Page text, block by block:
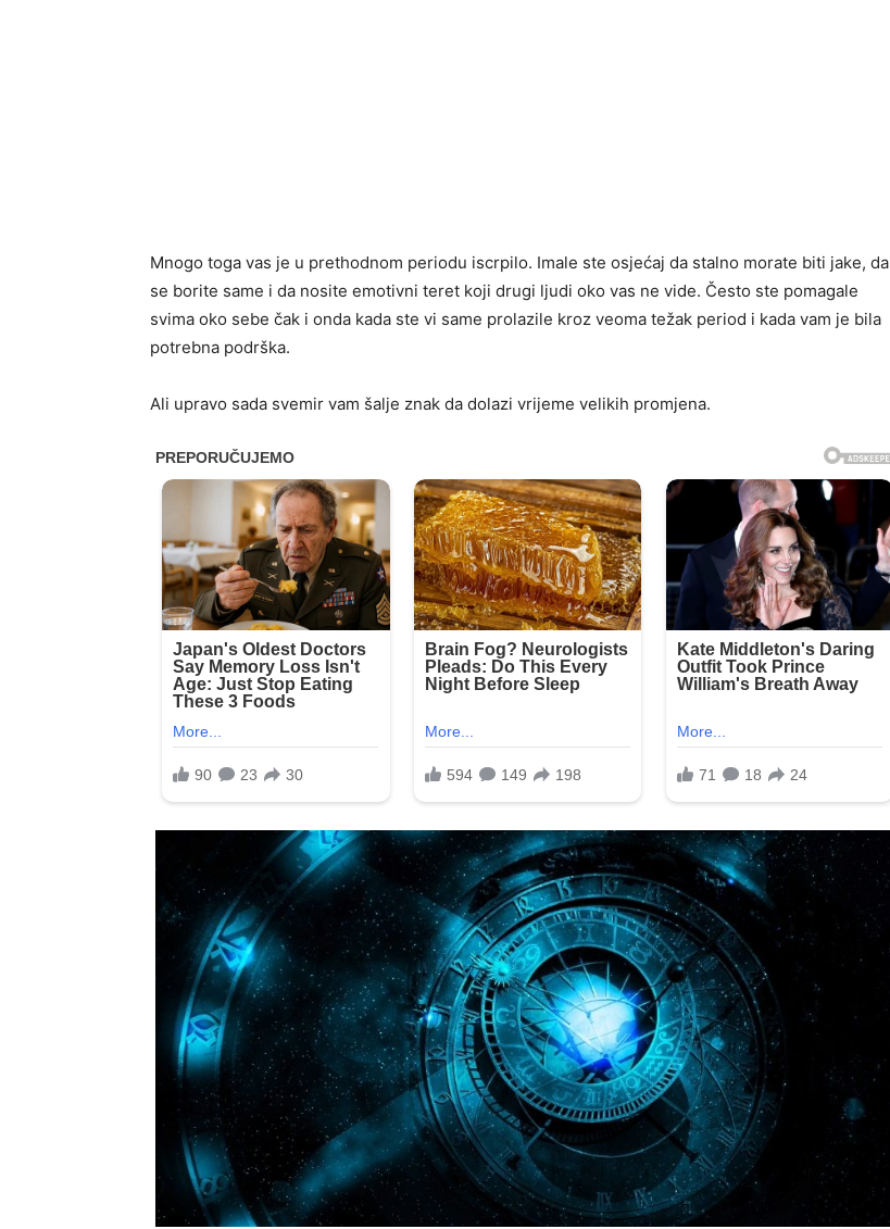
Mnogo toga vas je u prethodnom periodu iscrpilo. Imale ste osjećaj da stalno morate biti jake, da
se borite same i da nosite emotivni teret koji drugi ljudi oko vas ne vide. Često ste pomagale
svima oko sebe čak i onda kada ste vi same prolazile kroz veoma težak period i kada vam je bila
potrebna podrška.
Ali upravo sada svemir vam šalje znak da dolazi vrijeme velikih promjena.